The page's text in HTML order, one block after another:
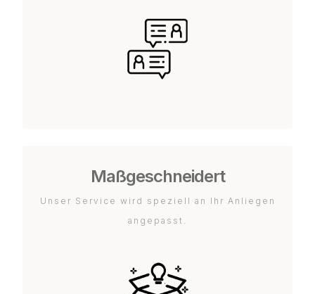
Maßgeschneidert
Unser Service wird speziell an Ihr Anliegen
angepasst.